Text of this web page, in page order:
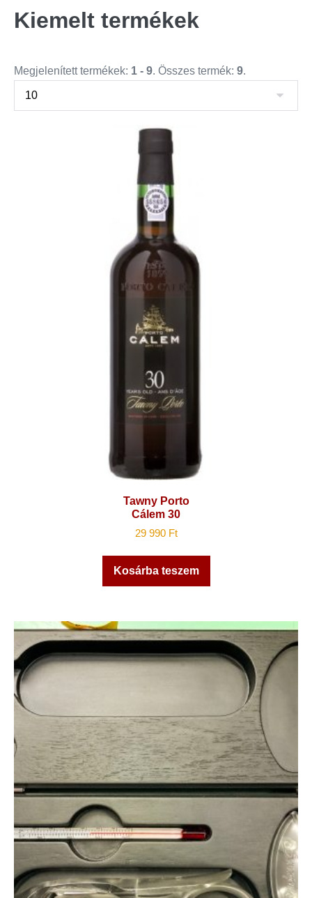
Kiemelt termékek
Megjelenített termékek: 1 - 9. Összes termék: 9.
Tawny Porto
Cálem 30
29 990 Ft
Kosárba teszem